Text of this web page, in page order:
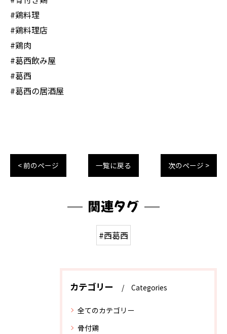
#鶏料理
#鶏料理店
#鶏肉
#葛西飲み屋
#葛西
#葛西の居酒屋
< 前のページ 一覧に戻る 次のページ >
関連タグ
#西葛西
カテゴリー Categories
全てのカテゴリー
骨付鶏